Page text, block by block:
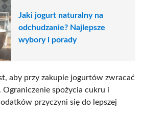
Jaki jogurt naturalny na
odchudzanie? Najlepsze
wybory i porady
aby przy zakupie jogurtów zwracać
spożycia cukru i
przyczyni się do lepszej